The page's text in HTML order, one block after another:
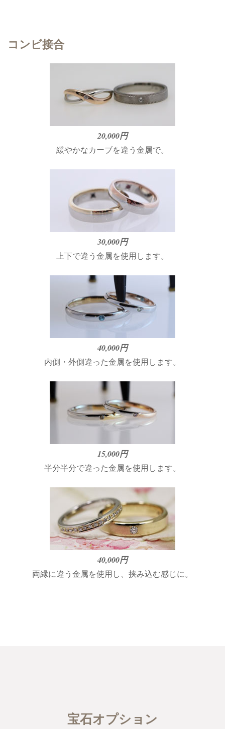
コンビ接合
20,000円
緩やかなカーブを違う金属で。
30,000円
上下で違う金属を使用します。
40,000円
内側・外側違った金属を使用します。
15,000円
半分半分で違った金属を使用します。
40,000円
両縁に違う金属を使用し、挟み込む感じに。
宝石オプション